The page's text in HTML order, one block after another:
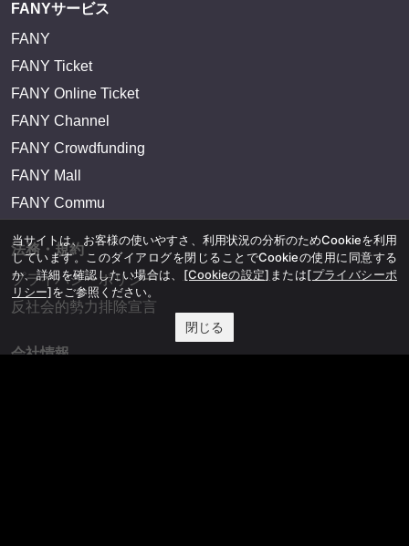
FANYサービス
FANY
FANY Ticket
FANY Online Ticket
FANY Channel
FANY Crowdfunding
FANY Mall
FANY Commu
法務・規約
プライバシーポリシー
反社会的勢力排除宣言
会社情報
当サイトは、お客様の使いやすさ、利用状況の分析のためCookieを利用
しています。このダイアログを閉じることでCookieの使用に同意する
か、詳細を確認したい場合は、 [Cookieの設定] または[プライバシーポ
リシー]をご参照ください。
閉じる